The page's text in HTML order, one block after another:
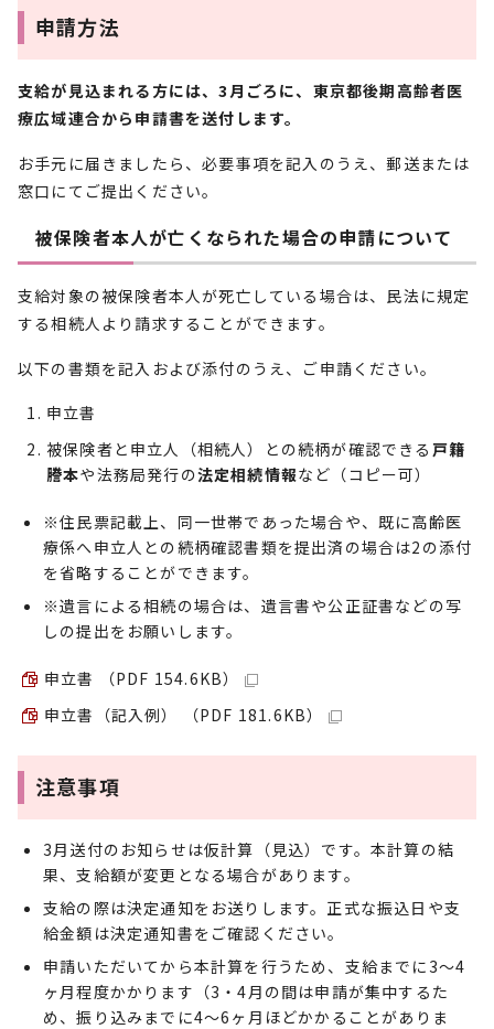
申請方法
支給が見込まれる方には、3月ごろに、東京都後期高齢者医
療広域連合から申請書を送付します。
お手元に届きましたら、必要事項を記入のうえ、郵送または
窓口にてご提出ください。
被保険者本人が亡くなられた場合の申請について
支給対象の被保険者本人が死亡している場合は、民法に規定
する相続人より請求することができます。
以下の書類を記入および添付のうえ、ご申請ください。
申立書
被保険者と申立人（相続人）との続柄が確認できる 戸籍
謄本や法務局発行の法定相続情報など（コピー可）
※住民票記載上、同一世帯であった場合や、既に高齢医
療係へ申立人との続柄確認書類を提出済の場合は2の添付
を省略することができます。
※遺言による相続の場合は、遺言書や公正証書などの写
しの提出をお願いします。
申立書 （PDF 154.6KB）
申立書（記入例） （PDF 181.6KB）
注意事項
3月送付のお知らせは仮計算（見込）です。本計算の結
果、支給額が変更となる場合があります。
支給の際は決定通知をお送りします。正式な振込日や支
給金額は決定通知書をご確認ください。
申請いただいてから本計算を行うため、支給までに3～4
ヶ月程度かかります（3・4月の間は申請が集中するた
め、振り込みまでに4～6ヶ月ほどかかることがありま